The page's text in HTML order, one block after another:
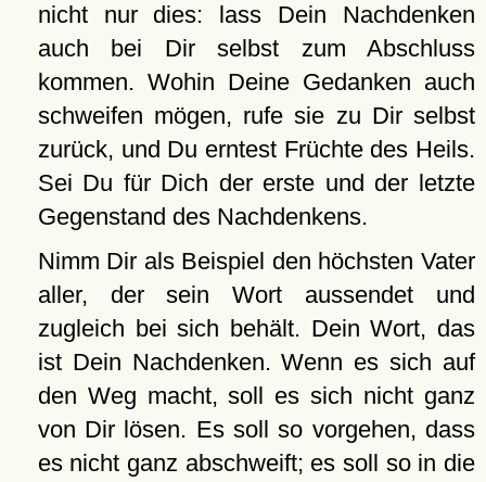
nicht nur dies: lass Dein Nachdenken
auch bei Dir selbst zum Abschluss
kommen. Wohin Deine Gedanken auch
schweifen mögen, rufe sie zu Dir selbst
zurück, und Du erntest Früchte des Heils.
Sei Du für Dich der erste und der letzte
Gegenstand des Nachdenkens.
Nimm Dir als Beispiel den höchsten Vater
aller, der sein Wort aussendet und
zugleich bei sich behält. Dein Wort, das
ist Dein Nachdenken. Wenn es sich auf
den Weg macht, soll es sich nicht ganz
von Dir lösen. Es soll so vorgehen, dass
es nicht ganz abschweift; es soll so in die